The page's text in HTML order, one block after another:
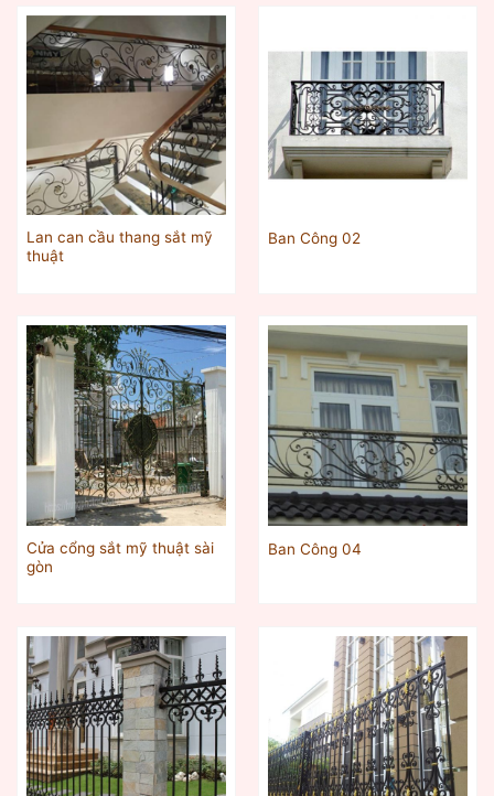
Lan can cầu thang sắt mỹ
thuật
Ban Công 02
Cửa cổng sắt mỹ thuật sài
gòn
Ban Công 04